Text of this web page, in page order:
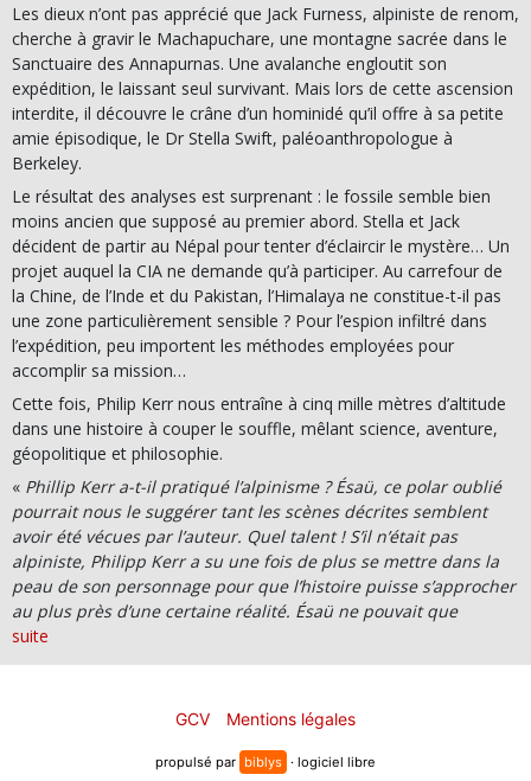
Les dieux n’ont pas apprécié que Jack Furness, alpiniste de renom,
cherche à gravir le Machapuchare, une montagne sacrée dans le
Sanctuaire des Annapurnas. Une avalanche engloutit son
expédition, le laissant seul survivant. Mais lors de cette ascension
interdite, il découvre le crâne d’un hominidé qu’il offre à sa petite
amie épisodique, le Dr Stella Swift, paléoanthropologue à
Berkeley.
Le résultat des analyses est surprenant : le fossile semble bien
moins ancien que supposé au premier abord. Stella et Jack
décident de partir au Népal pour tenter d’éclaircir le mystère… Un
projet auquel la CIA ne demande qu’à participer. Au carrefour de
la Chine, de l’Inde et du Pakistan, l’Himalaya ne constitue-t-il pas
une zone particulièrement sensible ? Pour l’espion infiltré dans
l’expédition, peu importent les méthodes employées pour
accomplir sa mission…
Cette fois, Philip Kerr nous entraîne à cinq mille mètres d’altitude
dans une histoire à couper le souffle, mêlant science, aventure,
géopolitique et philosophie.
« Phillip Kerr a-t-il pratiqué l’alpinisme ? Ésaü, ce polar oublié
pourrait nous le suggérer tant les scènes décrites semblent
avoir été vécues par l’auteur. Quel talent ! S’il n’était pas
alpiniste, Philipp Kerr a su une fois de plus se mettre dans la
peau de son personnage pour que l’histoire puisse s’approcher
au plus près d’une certaine réalité. Ésaü ne pouvait que
trouver sa place dans la collection Mont-Blanc Noir des
Éditions du Mont-Blanc, le septième titre de la collection.»
suite
GCV Mentions légales
propulsé par biblys · logiciel libre